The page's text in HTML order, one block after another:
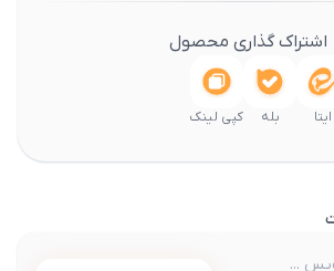
اشتراک گذاری محصول
ایتا بله کپی لینک